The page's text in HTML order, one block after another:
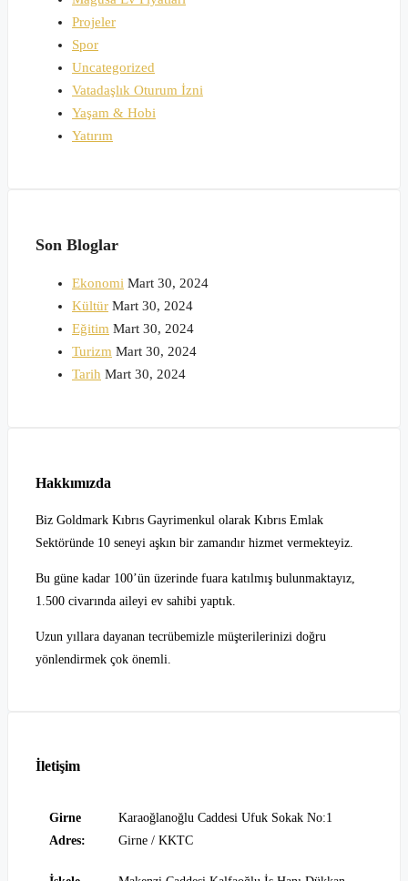
Projeler
Spor
Uncategorized
Vatadaşlık Oturum İzni
Yaşam & Hobi
Yatırım
Son Bloglar
Ekonomi Mart 30, 2024
Kültür Mart 30, 2024
Eğitim Mart 30, 2024
Turizm Mart 30, 2024
Tarih Mart 30, 2024
Hakkımızda
Biz Goldmark Kıbrıs Gayrimenkul olarak Kıbrıs Emlak
Sektöründe 10 seneyi aşkın bir zamandır hizmet vermekteyiz.
Bu güne kadar 100’ün üzerinde fuara katılmış bulunmaktayız,
1.500 civarında aileyi ev sahibi yaptık.
Uzun yıllara dayanan tecrübemizle müşterilerinizi doğru
yönlendirmek çok önemli.
İletişim
Girne
Adres:
Karaoğlanoğlu Caddesi Ufuk Sokak No:1
Girne / KKTC